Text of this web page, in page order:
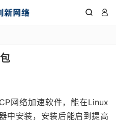
 
网络加速软件，能在Linux
中安装，安装后能启到提高